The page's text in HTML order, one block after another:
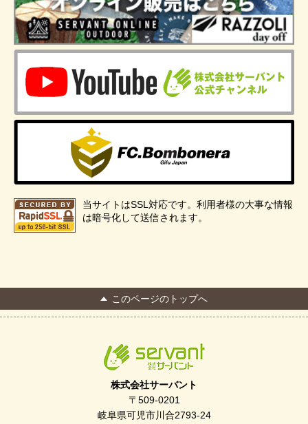
当サイトはSSL対応です。利用者様の大事な情報
は暗号化して送信されます。
このページのトップへ
株式会社サーバント
〒509-0201
岐阜県可児市川合2793-24